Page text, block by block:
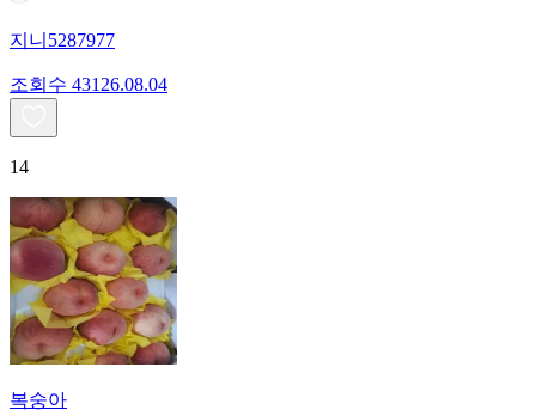
지니5287977
조회수 431 26.08.04
14
복숭아